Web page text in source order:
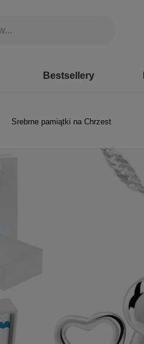
Bestsellery
Srebrne pamiątki na Chrzest